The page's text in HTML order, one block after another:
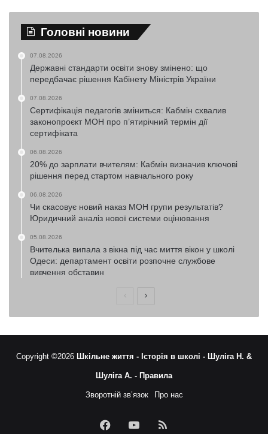
Головні новини
07.08.2026
Державні стандарти освіти знову змінено: що
передбачає рішення Кабінету Міністрів України
07.08.2026
Сертифікація педагогів зміниться: Кабмін схвалив
законопроєкт МОН про п’ятирічний термін дії
сертифіката
06.08.2026
20% до зарплати вчителям: Кабмін визначив ключові
рішення перед стартом навчального року
06.08.2026
Чи скасовує новий наказ МОН групи результатів?
Юридичний аналіз нової системи оцінювання
05.08.2026
Вчителька випала з вікна під час миття вікон у школі
Одеси: департамент освіти розпочне службове
вивчення обставин
ПопередняНаступна
Copyright ©2026 Шкільне життя - Історія в школі - Шуліга Н. &
Шуліга А. - Правила
Зворотній зв’язок Про нас
FacebookYouTubeRSS